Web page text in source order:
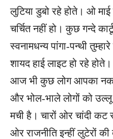
लुटिया डुबो रहे होते। ओ
चर्चित नहीं हो। कुछ गन्दे
स्वनामधन्य पांगा-पन्थी
शायद हाई लाइट हो रहे होते।
आज भी कुछ लोग आपका
और भोल-भाले लोगों को
मची है। चारों ओर चांदी कट
ओर राजनीति इन्हीं लुटेरों